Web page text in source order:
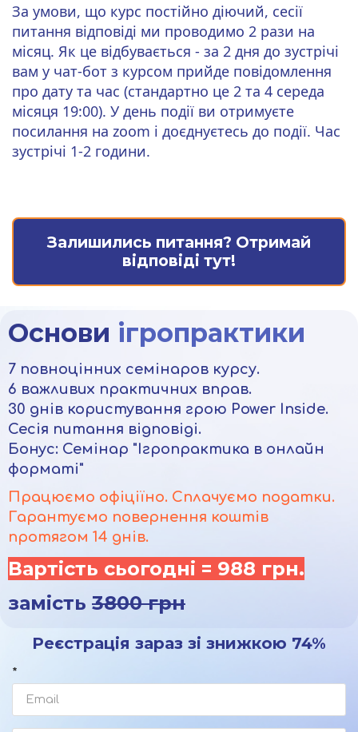
За умови, що курс постійно діючий, сесії
питання відповіді ми проводимо 2 рази на
місяц. Як це відбувається - за 2 дня до зустрічі
вам у чат-бот з курсом прийде повідомлення
про дату та час (стандартно це 2 та 4 середа
місяця 19:00). У день події ви отримуєте
посилання на zoom і доєднуєтесь до події. Час
зустрічі 1-2 години.
Залишились питання? Отримай
відповіді тут!
Основи ігропрактики
7 повноцінних семінаров курсу.
6 важливих практичних вправ.
30 днів користування грою Power Inside.
Сесія питання відповіді.
Бонус: Семінар "Ігропрактика в онлайн
форматі"
Працюємо офіціїно. Сплачуємо податки.
Гарантуємо повернення коштів
протягом 14 днів.
Вартість сьогодні = 988 грн.
замість 3800 грн
Реєстрація зараз зі знижкою 74%
*